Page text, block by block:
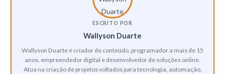
ESCRITO POR
Wallyson Duarte
Wallyson Duarte é criador de conteúdo, programador a mais de 15
anos, empreendedor digital e desenvolvedor de soluções online.
Atua na criação de projetos voltados para tecnologia, automação,